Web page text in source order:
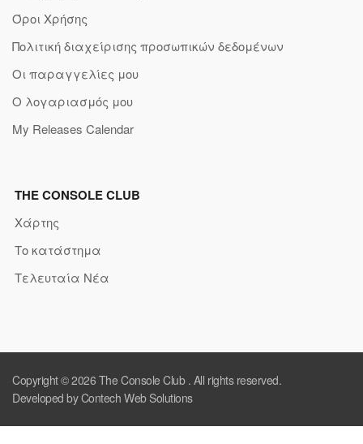
Όροι Χρήσης
Πολιτική διαχείρισης προσωπικών δεδομένων
Οι παραγγελίες μου
Ο λογαριασμός μου
My Releases Calendar
THE CONSOLE CLUB
Χάρτης
Το κατάστημα
Τελευταία Νέα
Copyright © 2026 The Console Club. All rights reserved.
Developed by Contech Web Solutions